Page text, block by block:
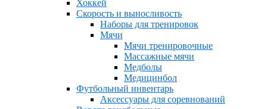
Хоккей
Скорость и выносливость
Наборы для тренировок
Мячи
Мячи тренировочные
Массажные мячи
Медболы
Медицинбол
Футбольный инвентарь
Аксессуары для соревнований